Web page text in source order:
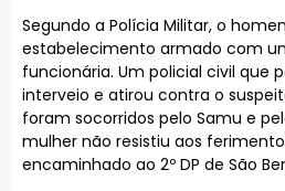
Segundo a Polícia Militar, o
estabelecimento armado com
funcionária. Um policial civil que
interveio e atirou contra o
foram socorridos pelo Samu e
mulher não resistiu aos
encaminhado ao 2º DP de São